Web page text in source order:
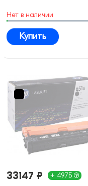
Нет в наличии
Купить
33147 ₽ + 497Б